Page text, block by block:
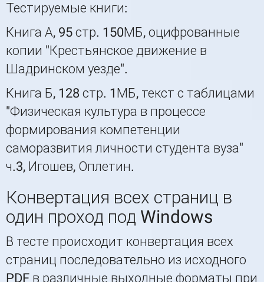
Тестируемые книги:
Книга А, 95 стр. 150МБ, оцифрованные
копии "Крестьянское движение в
Шадринском уезде".
Книга Б, 128 стр. 1МБ, текст с таблицами
"Физическая культура в процессе
формирования компетенции
саморазвития личности студента вуза"
ч.3, Игошев, Оплетин.
Конвертация всех страниц в
один проход под Windows
В тесте происходит конвертация всех
страниц последовательно из исходного
PDF в различные выходные форматы при